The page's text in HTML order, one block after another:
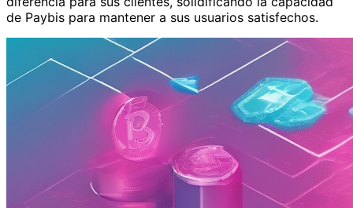
de Paybis para mantener a sus usuarios satisfechos.